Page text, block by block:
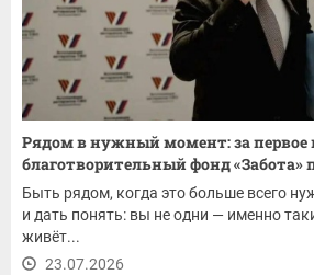
Рядом в нужный момент: за первое
благотворительный фонд «Забота»
Быть рядом, когда это больше всего
и дать понять: вы не одни — именно
живёт...
23.07.2026